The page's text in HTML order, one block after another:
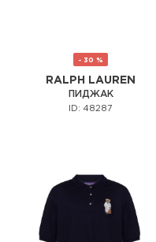
- 30 %
RALPH LAUREN
ПИДЖАК
ID: 48287